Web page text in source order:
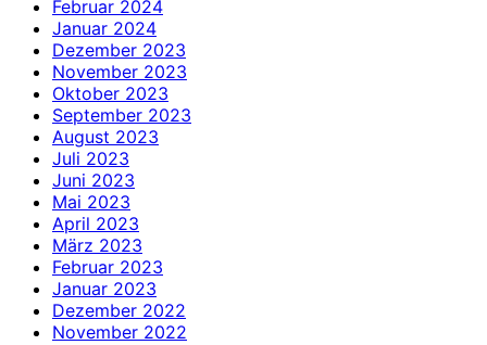
Februar 2024
Januar 2024
Dezember 2023
November 2023
Oktober 2023
September 2023
August 2023
Juli 2023
Juni 2023
Mai 2023
April 2023
März 2023
Februar 2023
Januar 2023
Dezember 2022
November 2022